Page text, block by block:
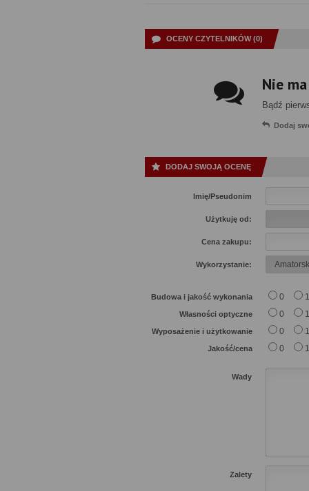
OCENY CZYTELNIKÓW (0)
Nie
Bądź
Dodaj
DODAJ SWOJĄ OCENĘ
Imię/Pseudonim
Użytkuję od:
Cena zakupu:
Wykorzystanie:
Budowa i jakość wykonania 0 1
Własności optyczne 0 1
Wyposażenie i użytkowanie 0 1
Jakość/cena 0 1
Wady
Zalety